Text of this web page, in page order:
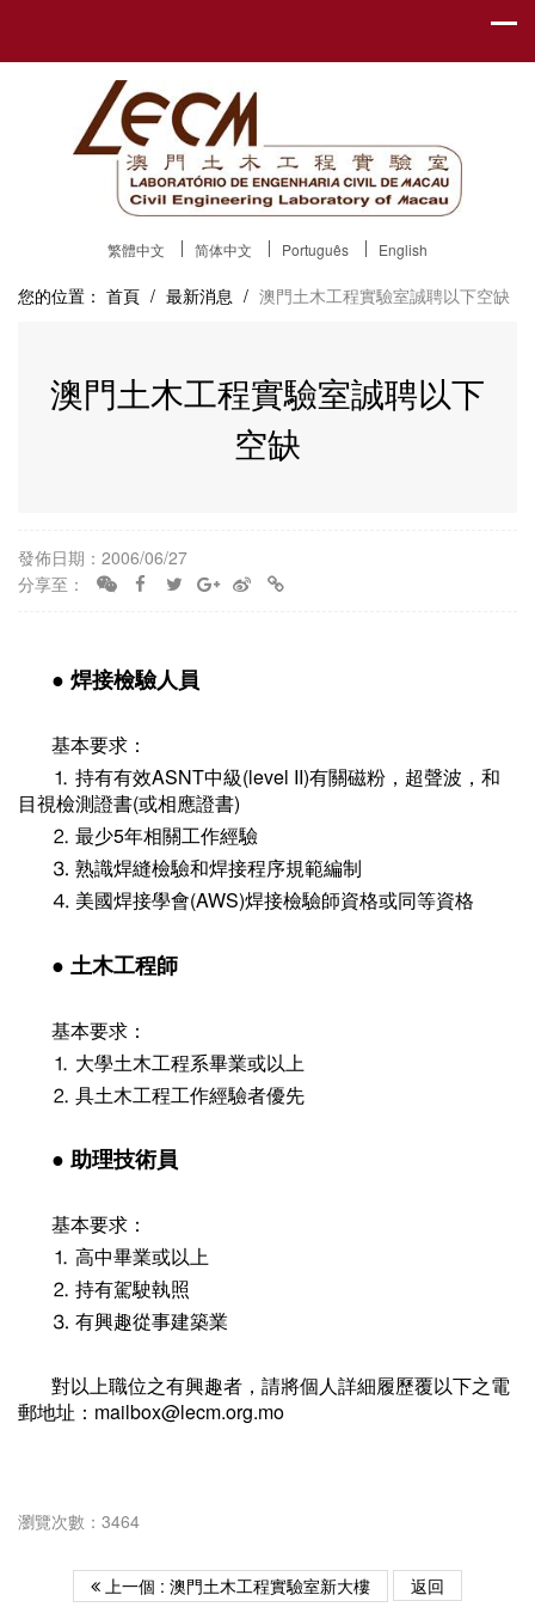
繁體中文 简体中文 Português English
您的位置： 首頁 / 最新消息 / 澳門土木工程實驗室誠聘以下空缺
澳門土木工程實驗室誠聘以下
空缺
發佈日期：2006/06/27
分享至：
● 焊接檢驗人員
基本要求：
⒈ 持有有效ASNT中級(level II)有關磁粉，超聲波，和
目視檢測證書(或相應證書)
⒉ 最少5年相關工作經驗
⒊ 熟識焊縫檢驗和焊接程序規範編制
⒋ 美國焊接學會(AWS)焊接檢驗師資格或同等資格
● 土木工程師
基本要求：
⒈ 大學土木工程系畢業或以上
⒉ 具土木工程工作經驗者優先
● 助理技術員
基本要求：
⒈ 高中畢業或以上
⒉ 持有駕駛執照
⒊ 有興趣從事建築業
對以上職位之有興趣者，請將個人詳細履歷覆以下之電
郵地址：mailbox@lecm.org.mo
瀏覽次數：3464
上一個 : 澳門土木工程實驗室新大樓 返回